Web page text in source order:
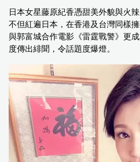
日本女星藤原紀香憑甜美外貌與火
不但紅遍日本，在香港及台灣同樣
與郭富城合作電影《雷霆戰警》更
度傳出緋聞，令話題度爆燈。